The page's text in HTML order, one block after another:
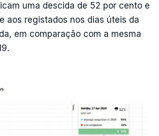
uma descida de 52 por cento e
aos registados nos dias úteis da
em comparação com a mesma